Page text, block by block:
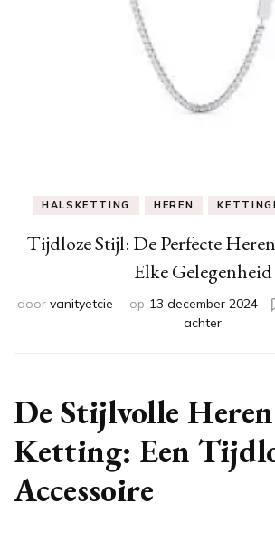
HALSKETTING HEREN
Tijdloze Stijl: De Perfecte
Elke Gelegenheid
door vanityetcie op 13 december 2024
achterop
Heren
Ketting
voor
Elke
De Stijlvolle Heren
Ketting: Een
Accessoire